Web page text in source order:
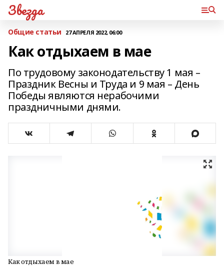
Звезда
Общие статьи 27 АПРЕЛЯ 2022, 06:00
Как отдыхаем в мае
По трудовому законодательству 1 мая –
Праздник Весны и Труда и 9 мая – День
Победы являются нерабочими
праздничными днями.
Как отдыхаем в мае